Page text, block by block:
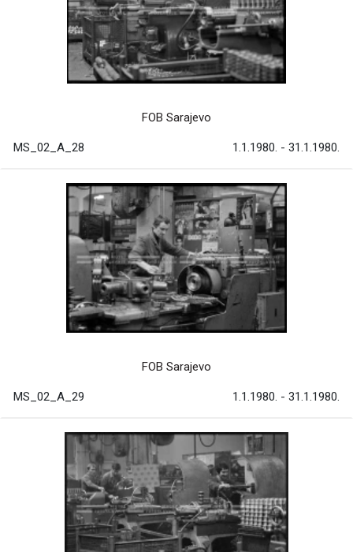
FOB Sarajevo
MS_02_A_28 1.1.1980. - 31.1.1980.
FOB Sarajevo
MS_02_A_29 1.1.1980. - 31.1.1980.